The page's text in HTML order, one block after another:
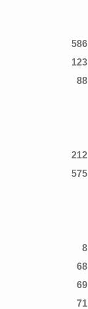
586
123
88
212
575
8
68
69
71